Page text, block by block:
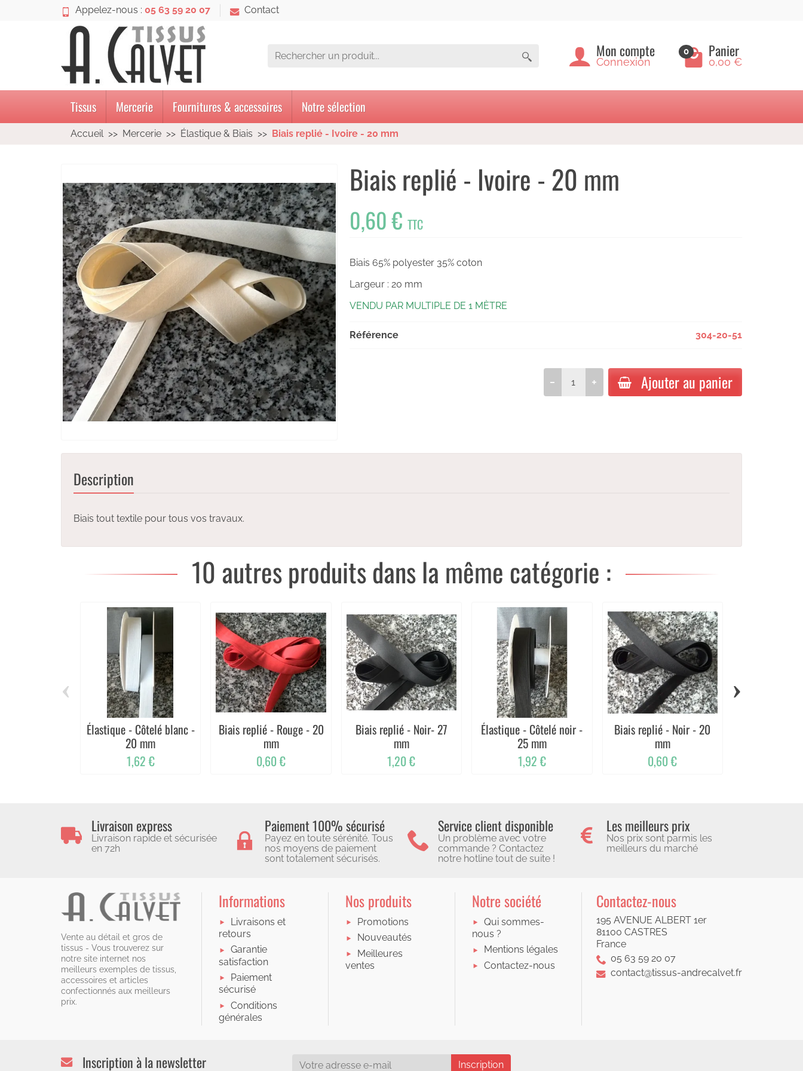
Appelez-nous : 05 63 59 20 07 Contact
Mon compte
Connexion
0 Panier
0,00 €
Tissus Mercerie Fournitures & accessoires Notre sélection
Accueil Mercerie Élastique & Biais Biais replié - Ivoire - 20 mm
Biais replié - Ivoire - 20 mm
0,60 €TTC
Biais 65% polyester 35% coton
Largeur : 20 mm
VENDU PAR MULTIPLE DE 1 MÈTRE
Référence 304-20-51
Ajouter au panier
Description
Biais tout textile pour tous vos travaux.
10 autres produits dans la même catégorie :
Élastique - Côtelé blanc -
20 mm
1,62 €
Biais replié - Rouge - 20
mm
0,60 €
Biais replié - Noir- 27
mm
1,20 €
Élastique - Côtelé noir -
25 mm
1,92 €
Biais replié - Noir - 20
mm
0,60 €
‹ ›
Livraison express
Livraison rapide et sécurisée
en 72h
Paiement 100% sécurisé
Payez en toute sérénité. Tous
nos moyens de paiement
sont totalement sécurisés.
Service client disponible
Un problème avec votre
commande ? Contactez
notre hotline tout de suite !
Les meilleurs prix
Nos prix sont parmis les
meilleurs du marché
Vente au détail et gros de
tissus - Vous trouverez sur
notre site internet nos
meilleurs exemples de tissus,
accessoires et articles
confectionnés aux meilleurs
prix.
Informations
Livraisons et
retours
Garantie
satisfaction
Paiement
sécurisé
Conditions
générales
Nos produits
Promotions
Nouveautés
Meilleures
ventes
Notre société
Qui sommes-
nous ?
Mentions légales
Contactez-nous
Contactez-nous
195 AVENUE ALBERT 1er
81100 CASTRES
France
05 63 59 20 07
contact@tissus-andrecalvet.fr
Inscription à la newsletter